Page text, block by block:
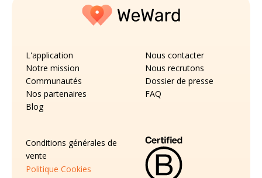
L'application
Notre mission
Communautés
Nos partenaires
Blog
Nous contacter
Nous recrutons
Dossier de presse
FAQ
Conditions générales de
vente
Politique Cookies